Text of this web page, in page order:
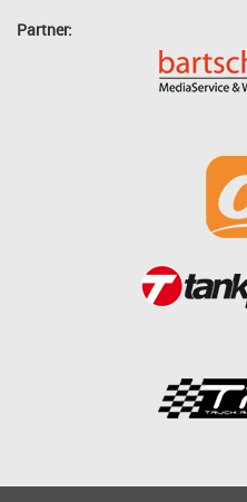
Partner: